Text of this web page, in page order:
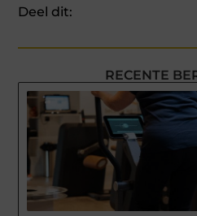
Deel dit:
RECENTE